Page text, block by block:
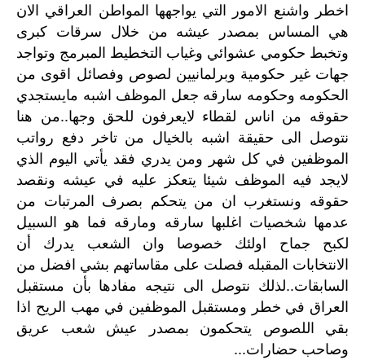
اخطر واشنع الامور التي يواجهها المواطن العراقي
الان
هي
المساس بمصدر عيشه من خلال سرقات كبرى
وتخبط حكومي عشوائي وغياب التخطيط المبرمج وتواجد
جهات غير حكومية وبرلمانيين لصوص وفصائل اقوى من
الحكومه وحكومه سارقه جعل الموظف اشبه مايستجدي
حقوقه من اناس لقطاء لايعرفون للحق وجها..من هنا
نتوصل
الى حقيقة اشبه بالخيال من تاخر دفع رواتب
الموظفين في كل شهر ومن يدري فقد يأتي اليوم
الذي
لايجد فيه الموظف شيئا يتعكز عليه في عيشه ونقصد
حقوقه ونستغرب ان من يتحكم بصرف المرتبات من
عدمها شخصيات اغلبها سارقه ومارقه فما هو
السبيل
لكبح
جماح اولئك خصوصا وان الشعب يدرك
أن
الانتخابات المقبله فصلت على مقاساتهم بشي افضل من
السابقات..لذلك نتوصل الى نتيجه مفادها بأن مستقبل
العراق في خطر ومستقبل الموظفين في مهب الريح
اذا
بقي
اللصوص يتحكمون بمصدر عيش شعب
عريق
وصاحب حضارات...